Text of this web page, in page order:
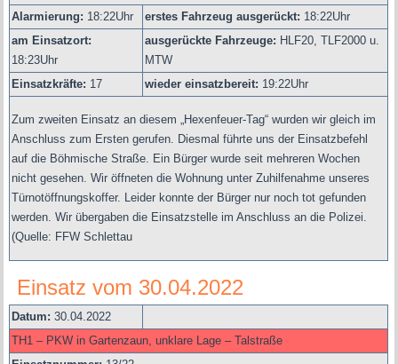
Alarmierung: 18:22Uhr erstes Fahrzeug ausgerückt: 18:22Uhr
am Einsatzort:
18:23Uhr
ausgerückte Fahrzeuge: HLF20, TLF2000 u.
MTW
Einsatzkräfte: 17 wieder einsatzbereit: 19:22Uhr
Zum zweiten Einsatz an diesem „Hexenfeuer-Tag“ wurden wir gleich im
Anschluss zum Ersten gerufen. Diesmal führte uns der Einsatzbefehl
auf die Böhmische Straße. Ein Bürger wurde seit mehreren Wochen
nicht gesehen. Wir öffneten die Wohnung unter Zuhilfenahme unseres
Türnotöffnungskoffer. Leider konnte der Bürger nur noch tot gefunden
werden. Wir übergaben die Einsatzstelle im Anschluss an die Polizei.
(Quelle: FFW Schlettau
Einsatz vom 30.04.2022
Datum:30.04.2022
TH1 – PKW in Gartenzaun, unklare Lage – Talstraße